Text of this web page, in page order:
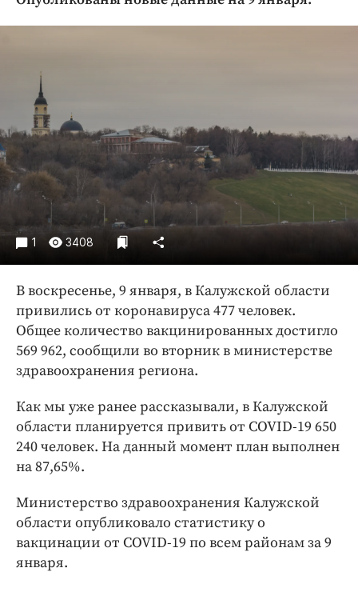
Погода
Праздники
Происшествия
Спорт
Экономика и бизнес
Блоги
Издания
Медиаперсона
Интересное чтиво
Бренд года
Работодатель года
1 3408
В воскресенье, 9 января, в Калужской области
привились от коронавируса 477 человек.
Общее количество вакцинированных достигло
569 962, сообщили во вторник в министерстве
здравоохранения региона.
Как мы уже ранее рассказывали, в Калужской
области планируется привить от COVID-19 650
240 человек. На данный момент план выполнен
на 87,65%.
Министерство здравоохранения Калужской
области опубликовало статистику о
вакцинации от COVID-19 по всем районам за 9
января.